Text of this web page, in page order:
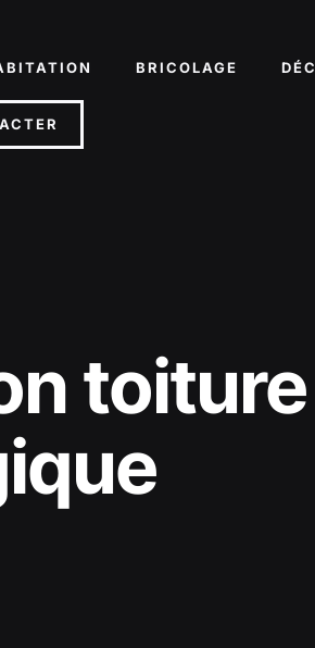
BRICOLAGE
toiture